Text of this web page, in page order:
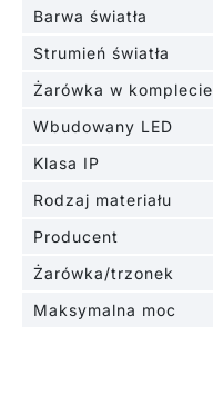
Barwa światła
Strumień światła
Żarówka w komplecie
Wbudowany LED
Klasa IP
Rodzaj materiału
Producent
Żarówka/trzonek
Maksymalna moc